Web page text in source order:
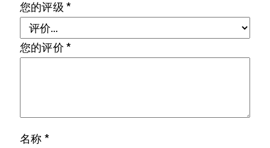
您的评级 *
您的评价 *
名称 *